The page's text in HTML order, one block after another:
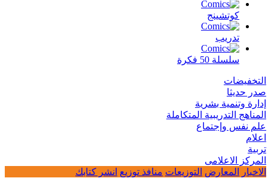
كوتشينج
تدريب
سلسلة 50 فكرة
التخفيضات
صدر حديثا
إدارة وتنمية بشرية
المناهج التدريبية المتكاملة
علم نفس وإجتماع
اعلام
تربية
المركز الاعلامى
الاخبار
المعارض التوزيعات منافذ توزيع انشر كتابك